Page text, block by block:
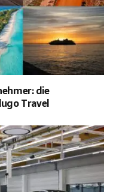
die
Travel